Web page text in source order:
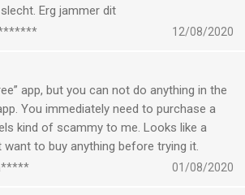
Erg jammer dit
12/08/2020
app, but you can not do anything in the
You immediately need to purchase a
kind of scammy to me. Looks like a
want to buy anything before trying it.
01/08/2020